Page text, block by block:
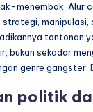
menembak. Alur
manipulasi,
tontonan
bukan sekadar
genre gangster.
politik